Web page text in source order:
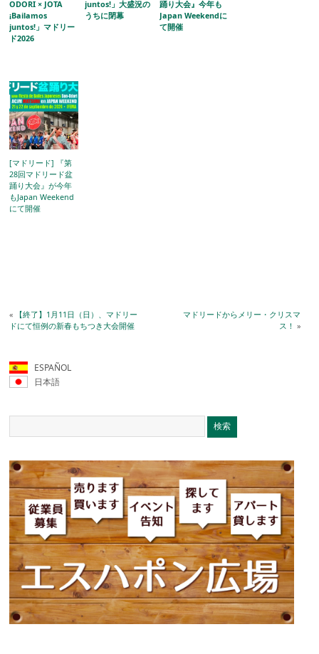
ODORI × JOTA
¡Bailamos
juntos!」マドリー
ド2026
juntos!」大盛況の
うちに閉幕
踊り大会』今年も
Japan Weekendに
て開催
[マドリード] 『第
28回マドリード盆
踊り大会』が今年
もJapan Weekend
にて開催
« 【終了】1月11日（日）、マドリー
ドにて恒例の新春もちつき大会開催
マドリードからメリー・クリスマ
ス！ »
ESPAÑOL
日本語